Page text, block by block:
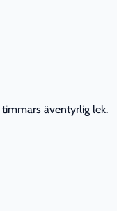
äventyrlig lek.